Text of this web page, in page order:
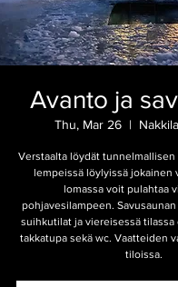
Avanto ja
Thu, Mar 26
  |
Verstaalta löydät
lempeissä löylyissä jokainen
lomassa voit pulahtaa
pohjavesilampeen.
suihkutilat ja viereisessä
takkatupa sekä wc. Vaatteiden
tiloissa.